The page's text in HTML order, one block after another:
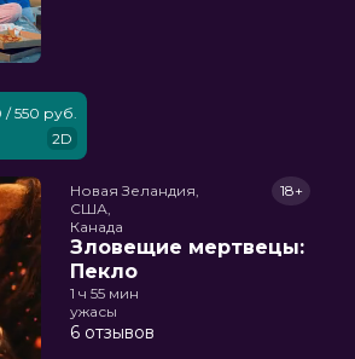
/ 550 руб.
2D
Новая Зеландия,
США,
Канада
Зловещие мертвецы:
Пекло
18+
1 ч 55 мин
ужасы
6 отзывов